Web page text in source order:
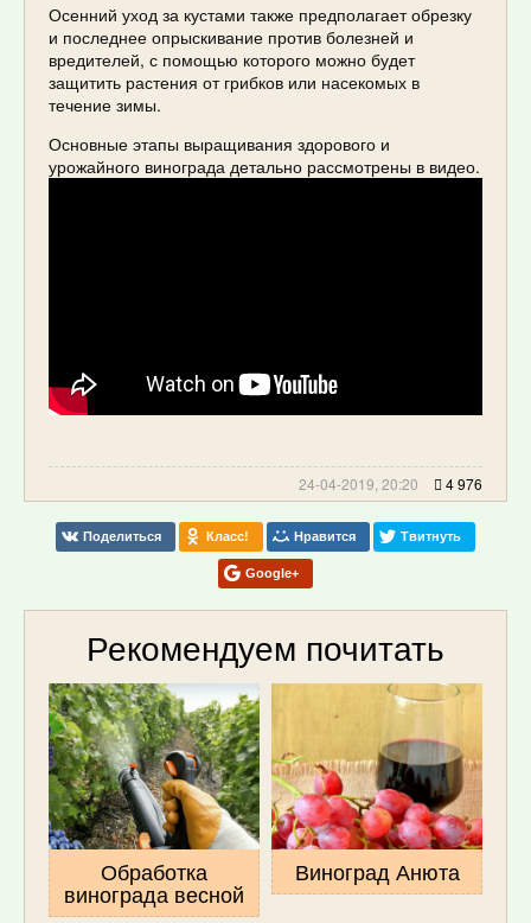
Осенний уход за кустами также предполагает обрезку
и последнее опрыскивание против болезней и
вредителей, с помощью которого можно будет
защитить растения от грибков или насекомых в
течение зимы.
Основные этапы выращивания здорового и
урожайного винограда детально рассмотрены в видео.
24-04-2019, 20:20 4 976
Поделиться Класс! Нравится Твитнуть
Google+
Рекомендуем почитать
Обработка
винограда весной
Виноград Анюта